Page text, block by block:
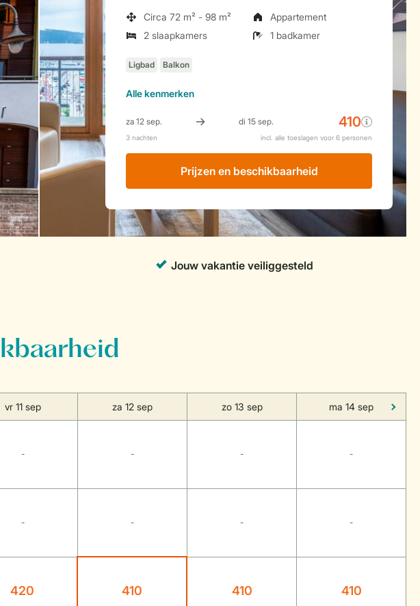
Circa 72 m² - 98 m²
Appartement
2 slaapkamers
1 badkamer
Allekenmerken
Prijzen en beschikbaarheid
vr 11 sep za 12 sep zo 13 sep ma 14 sep
- - - -
- - - -
420 410 410 410